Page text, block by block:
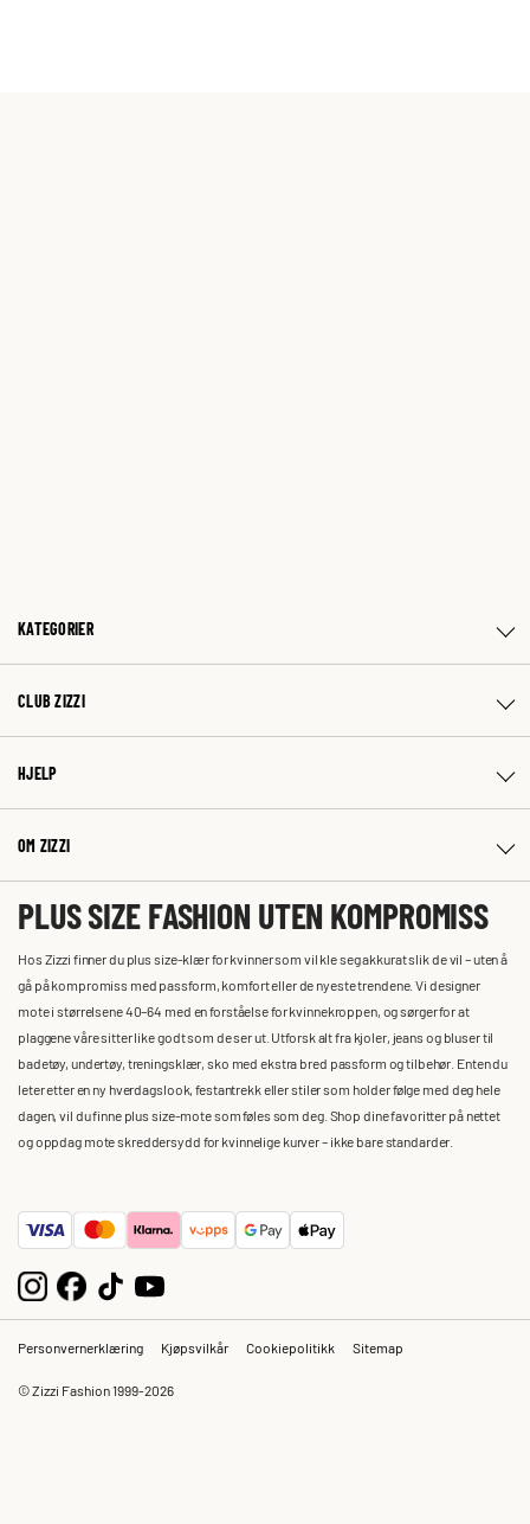
KATEGORIER
CLUB ZIZZI
HJELP
OM ZIZZI
PLUS SIZE FASHION UTEN KOMPROMISS
Hos Zizzi finner du plus size-klær for kvinner som vil kle seg akkurat slik de vil – uten å
gå på kompromiss med passform, komfort eller de nyeste trendene. Vi designer
mote i størrelsene 40–64 med en forståelse for kvinnekroppen, og sørger for at
plaggene våre sitter like godt som de ser ut. Utforsk alt fra kjoler, jeans og bluser til
badetøy, undertøy, treningsklær, sko med ekstra bred passform og tilbehør. Enten du
leter etter en ny hverdagslook, festantrekk eller stiler som holder følge med deg hele
dagen, vil du finne plus size-mote som føles som deg. Shop dine favoritter på nettet
og oppdag mote skreddersydd for kvinnelige kurver – ikke bare standarder.
Personvernerklæring Kjøpsvilkår Cookiepolitikk Sitemap
© Zizzi Fashion 1999-2026